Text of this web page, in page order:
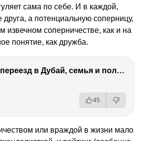
сама по себе. И в каждой,
а потенциальную соперницу,
извечном соперничестве, как и на
понятие, как дружба.
Антон Немцов — убийство Бориса Немцова, переезд в Дубай, семья и политика
45
или враждой в жизни мало